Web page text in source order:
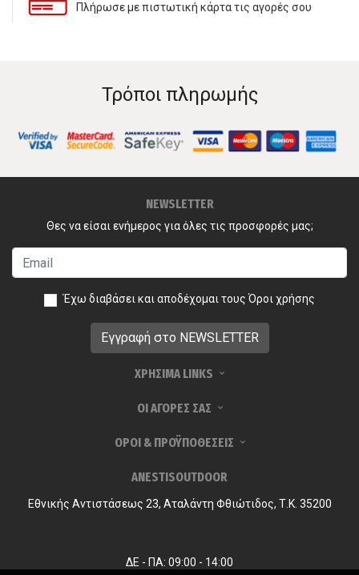
Πλήρωσε με πιστωτική κάρτα τις αγορές σου
Τρόποι πληρωμής
NEWSLETTER
Θες να είσαι ενήμερος για όλες τις προσφορές μας;
Έχω διαβάσει και αποδέχομαι τους Όροι χρήσης
ΧΡΗΣΙΜΑ LINKS
ΟΙ ΑΓΟΡΕΣ ΣΑΣ
ΟΡΟΙ & ΠΡΟΫΠΟΘΕΣΕΙΣ
ANESTISOUTDOOR
Εθνικής Αντιστάσεως 23, Αταλάντη Φθιώτιδος, Τ.Κ. 35200
ΔΕ - ΠΑ: 09:00 - 14:00